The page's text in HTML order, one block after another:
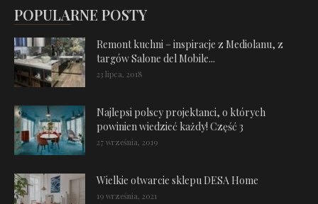
POPULARNE POSTY
Remont kuchni – inspiracje z Mediolanu, z
targów Salone del Mobile...
23 lipca, 2018
Najlepsi polscy projektanci, o których
powinien wiedzieć każdy! Część 3
27 września, 2019
Wielkie otwarcie sklepu DESA Home
19 września, 2021